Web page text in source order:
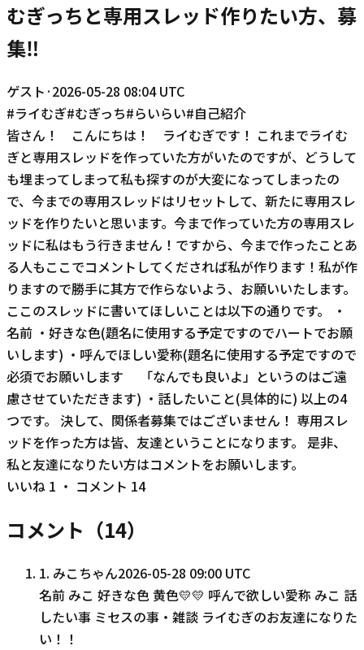
むぎっちと専用スレッド作りたい方、募
集‼︎
ゲスト ·2026-05-28 08:04 UTC
#ライむぎ#むぎっち#らいらい#自己紹介
皆さん！ こんにちは！ ライむぎです！ これまでライむ
ぎと専用スレッドを作っていた方がいたのですが、どうして
も埋まってしまって私も探すのが大変になってしまったの
で、今までの専用スレッドはリセットして、新たに専用スレ
ッドを作りたいと思います。今まで作っていた方の専用スレ
ッドに私はもう行きません！ですから、今まで作ったことあ
る人もここでコメントしてくだされば私が作ります！私が作
りますので勝手に其方で作らないよう、お願いいたします。
ここのスレッドに書いてほしいことは以下の通りです。 ・
名前 ・好きな色(題名に使用する予定ですのでハートでお願
いします) ・呼んでほしい愛称(題名に使用する予定ですので
必須でお願いします 「なんでも良いよ」というのはご遠
慮させていただきます) ・話したいこと(具体的に) 以上の4
つです。 決して、関係者募集ではございません！ 専用スレ
ッドを作った方は皆、友達ということになります。 是非、
私と友達になりたい方はコメントをお願いします。
いいね 1 ・ コメント 14
コメント（14）
1. みこちゃん2026-05-28 09:00 UTC
名前 みこ 好きな色 黄色💛💛 呼んで欲しい愛称 みこ 話
したい事 ミセスの事・雑談 ライむぎのお友達になりた
い！！